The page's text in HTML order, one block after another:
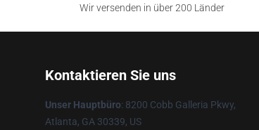
Wir versenden in über 200 Länder
Kontaktieren Sie uns
Unser Hauptbüro: 8200 Cobb Galleria Pkwy,
Atlanta, GA 30339, US